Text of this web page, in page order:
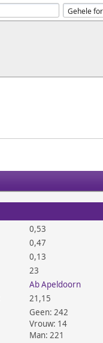
0,53
0,47
0,13
23
Ab Apeldoorn
21,15
Geen: 242
Vrouw: 14
Man: 221